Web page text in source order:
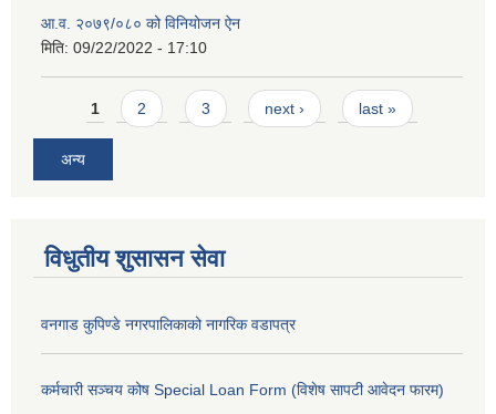
आ.व. २०७९/०८० को विनियोजन ऐन
मिति: 09/22/2022 - 17:10
Pages
1 2 3 next › last »
अन्य
विधुतीय शुसासन सेवा
वनगाड कुपिण्डे नगरपालिकाको नागरिक वडापत्र
कर्मचारी सञ्चय कोष Special Loan Form (विशेष सापटी आवेदन फारम)